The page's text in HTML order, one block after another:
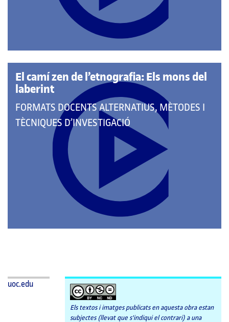
El camí zen de l’etnografia: Els mons del
laberint
QUE
PERTANY
CATEGORIES:
FORMATS DOCENTS ALTERNATIUS, MÈTODES I
TÈCNIQUES D’INVESTIGACIÓ
uoc.edu
Els textos i imatges publicats en aquesta obra estan
subjectes (llevat que s'indiqui el contrari) a una